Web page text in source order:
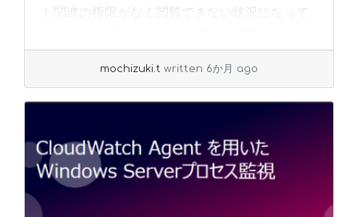
ト関連の権限がなく閲覧できない状況になって
mochizuki.t written 6か月 ago